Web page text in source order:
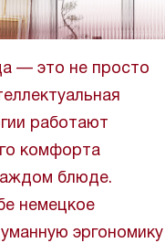
— это не просто
работают
комфорта
блюде.
немецкое
эргономику